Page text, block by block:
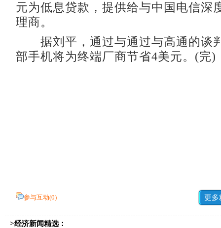
元为低息贷款，提供给与中国电信深
理商。
据刘平，通过与通过与高通的谈
部手机将为终端厂商节省4美元。(完)
参与互动(0) 更多
>经济新闻精选：